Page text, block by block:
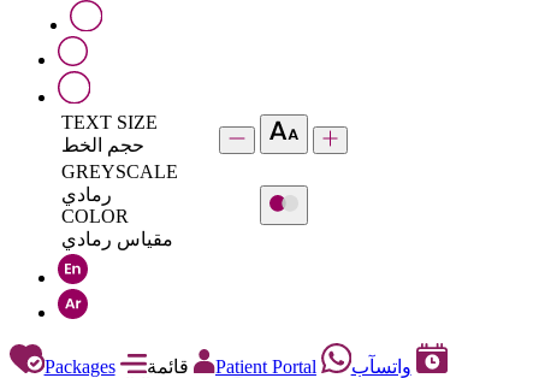
TEXT SIZE
حجم الخط
GREYSCALE
رمادي
COLOR
مقياس رمادي
Packages Patient Portal
واتسآب